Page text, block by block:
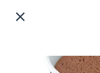
Πού παραδίδουμε;